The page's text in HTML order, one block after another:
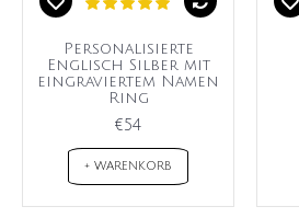
Personalisierte
Englisch Silber mit
eingraviertem Namen
Ring
€54
+ WARENKORB